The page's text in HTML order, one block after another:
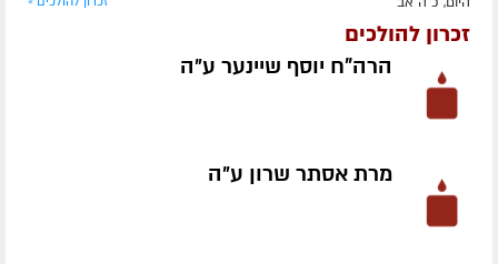
זכרון להולכים
הרה"ח יוסף שיינער ע״ה
מרת אסתר שרון ע״ה